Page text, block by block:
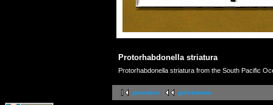
Protorhabdonella striatura
Protorhabdonella striatura from the South Pacific
première précédente